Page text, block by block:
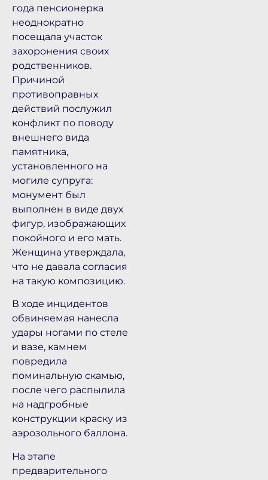
года пенсионерка
неоднократно
посещала участок
захоронения своих
родственников.
Причиной
противоправных
действий послужил
конфликт по поводу
внешнего вида
памятника,
установленного на
могиле супруга:
монумент был
выполнен в виде двух
фигур, изображающих
покойного и его мать.
Женщина утверждала,
что не давала согласия
на такую композицию.
В ходе инцидентов
обвиняемая нанесла
удары ногами по стеле
и вазе, камнем
повредила
поминальную скамью,
после чего распылила
на надгробные
конструкции краску из
аэрозольного баллона.
На этапе
предварительного